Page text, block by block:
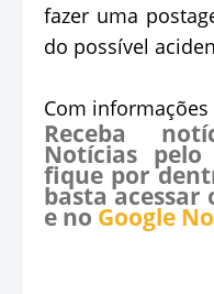
fazer uma
do possível
Com informações
Receba
Notícias pelo
fique por
basta acessar
e no Google